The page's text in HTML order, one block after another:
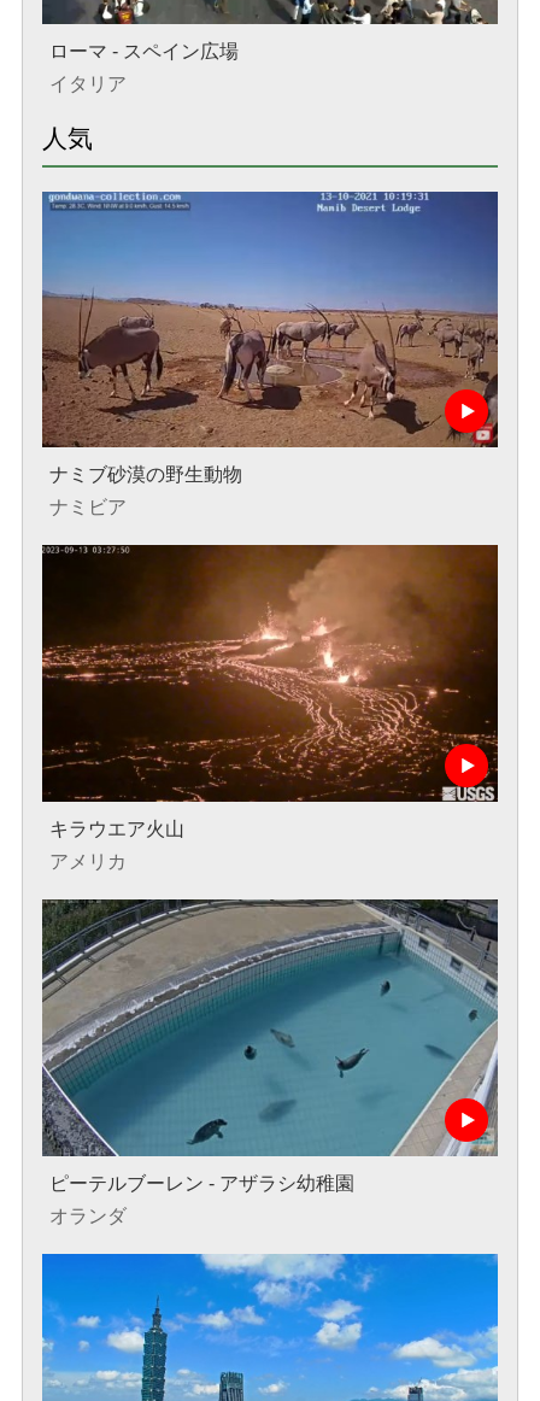
ローマ - スペイン広場
イタリア
人気
ナミブ砂漠の野生動物
ナミビア
キラウエア火山
アメリカ
ピーテルブーレン - アザラシ幼稚園
オランダ